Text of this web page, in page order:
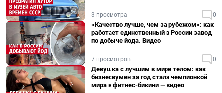
3 просмотра 0
«Качество лучше, чем за рубежом»: как
работает единственный в России завод
по добыче йода. Видео
7 просмотров 0
Девушка с лучшим в мире телом: как
бизнесвумен за год стала чемпионкой
мира в фитнес-бикини — видео